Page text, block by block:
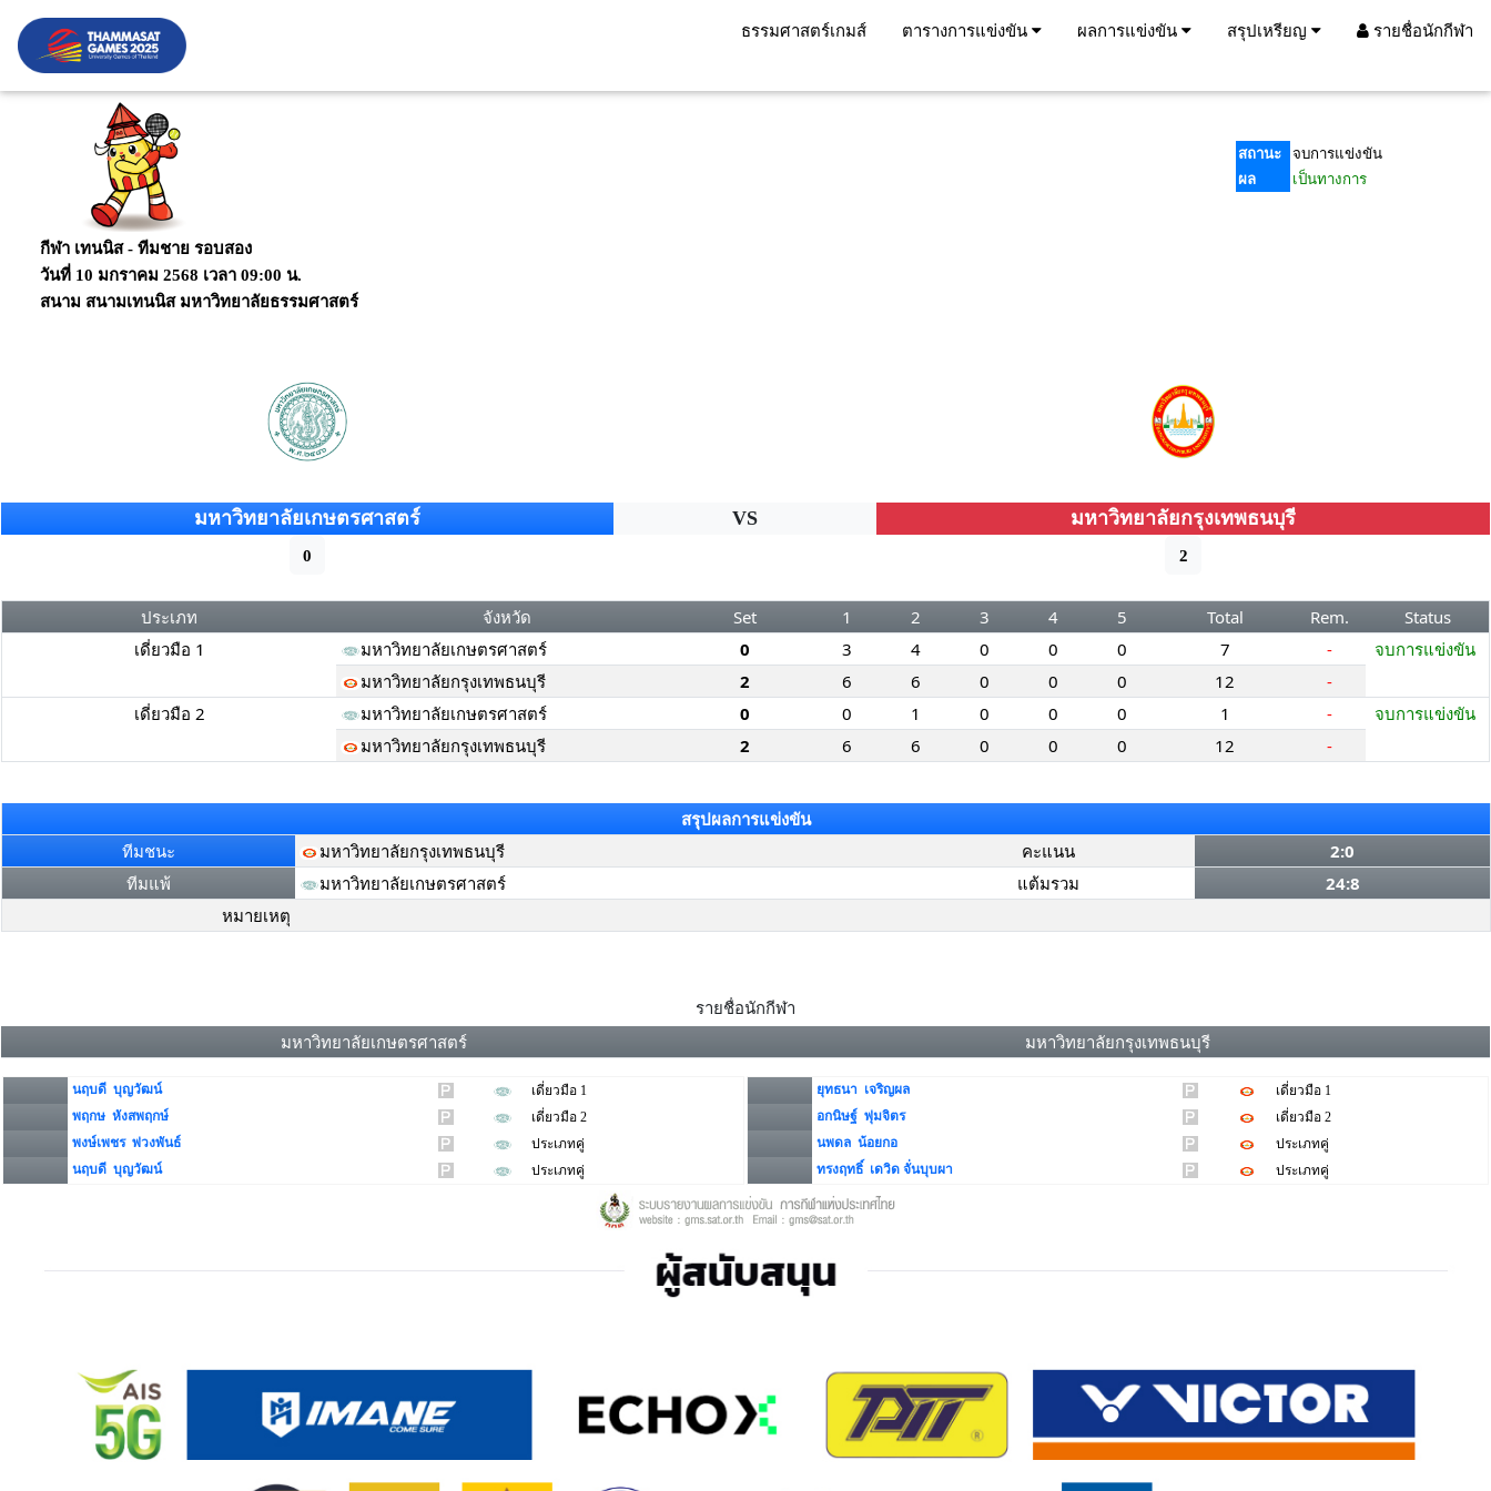
ธรรมศาสตร์เกมส์ ตารางการแข่งขัน ผลการแข่งขัน สรุปเหรียญ รายชื่อนักกีฬา
สถานะ
จบการแข่งขัน
ผล
เป็นทางการ
กีฬา เทนนิส - ทีมชาย รอบสอง
วันที่ 10 มกราคม 2568 เวลา 09:00 น.
สนาม สนามเทนนิส มหาวิทยาลัยธรรมศาสตร์
มหาวิทยาลัยเกษตรศาสตร์ VS มหาวิทยาลัยกรุงเทพธนบุรี
0 2
ประเภท จังหวัด Set 1 2 3 4 5 Total Rem.
Status
เดี่ยวมือ 1
มหาวิทยาลัยเกษตรศาสตร์ 0 3 4 0 0 0 7 -
จบการแข่งขัน
มหาวิทยาลัยกรุงเทพธนบุรี
2 6 6 0 0 0 12
-
เดี่ยวมือ 2
มหาวิทยาลัยเกษตรศาสตร์ 0 0 1 0 0 0 1 -
จบการแข่งขัน
มหาวิทยาลัยกรุงเทพธนบุรี
2 6 6 0 0 0 12 -
สรุปผลการแข่งขัน
ทีมชนะ
มหาวิทยาลัยกรุงเทพธนบุรี คะแนน
2:0
ทีมแพ้
มหาวิทยาลัยเกษตรศาสตร์ แต้มรวม
24:8
หมายเหตุ
รายชื่อนักกีฬา
มหาวิทยาลัยเกษตรศาสตร์
มหาวิทยาลัยกรุงเทพธนบุรี
นฤบดี บุญวัฒน์
เดี่ยวมือ 1
พฤกษ หังสพฤกษ์
เดี่ยวมือ 2
พงษ์เพชร พ่วงพันธ์
ประเภทคู่
นฤบดี บุญวัฒน์
ประเภทคู่
ยุทธนา เจริญผล
เดี่ยวมือ 1
อกนิษฐ์ พุ่มจิตร
เดี่ยวมือ 2
นพดล น้อยกอ
ประเภทคู่
ทรงฤทธิ์ เดวิด จั่นบุบผา
ประเภทคู่